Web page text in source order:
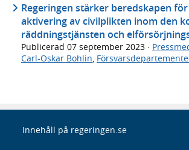
Regeringen stärker beredskapen
aktivering av civilplikten inom den
räddningstjänsten och
Publicerad 07 september 2023 ·
Carl-Oskar Bohlin
Innehåll på regeringen.se